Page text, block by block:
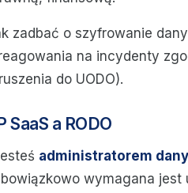
zadbać o szyfrowanie
na incydenty
do UODO).
a RODO
administratorem
wymagana jest